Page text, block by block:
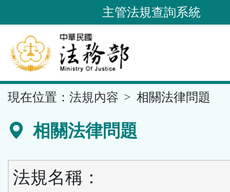
到
要
內
容
區
主管法規查詢系統
現在位置： 法規內容 相關法律問題
相關法律問題
法規名稱：